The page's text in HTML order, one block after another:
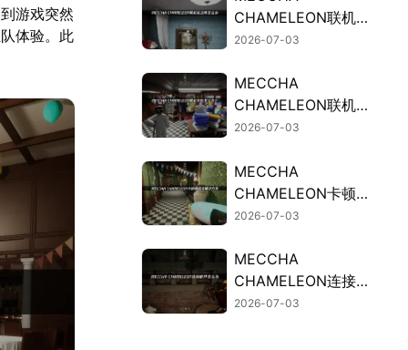
游戏突然
体验。此
CHAMELEON联机延
迟高的原因及加速解
2026-07-03
MECCHA
CHAMELEON联机失
败的原因与高效解决
2026-07-03
MECCHA
CHAMELEON卡顿？
联机掉线解决方法汇
2026-07-03
MECCHA
CHAMELEON连接断
开？UU加速器免费
2026-07-03